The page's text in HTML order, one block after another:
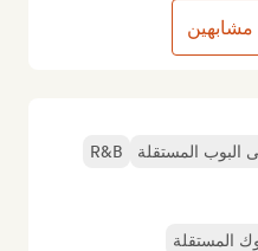
البوب المستقلة
R&B
المستقلة